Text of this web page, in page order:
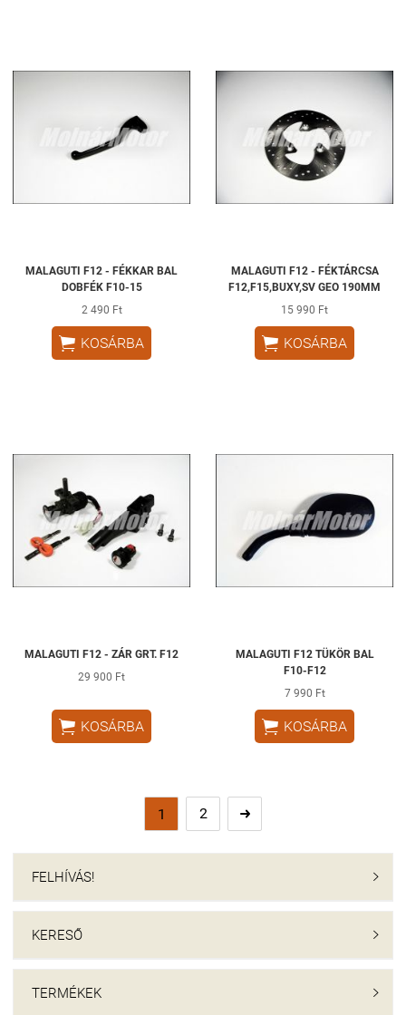
MALAGUTI F12 - FÉKKAR BAL
DOBFÉK F10-15
2 490 Ft
 KOSÁRBA
MALAGUTI F12 - FÉKTÁRCSA
F12,F15,BUXY,SV GEO 190MM
15 990 Ft
 KOSÁRBA
MALAGUTI F12 - ZÁR GRT. F12
29 900 Ft
 KOSÁRBA
MALAGUTI F12 TÜKÖR BAL
F10-F12
7 990 Ft
 KOSÁRBA
1 2 
FELHÍVÁS! 
KERESŐ 
TERMÉKEK 